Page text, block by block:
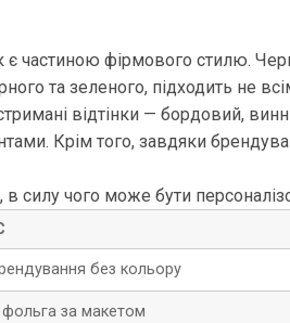
частиною фірмового стилю.
та зеленого, підходить не
відтінки — бордовий,
Крім того, завдяки
силу чого може бути
без кольору
за макетом